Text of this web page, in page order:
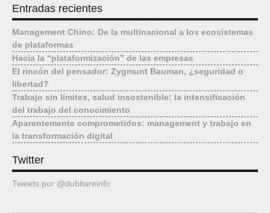
Publicaciones: Organización, Trabajo y Salud
Publicaciones: Sociedad, Innovación y Salud
Publicaciones: Internacional, Sectores y Salud
Mediateca
Entradas recientes
Management Chino: De la multinacional a los ecosistemas
de plataformas
Hacia la “plataformización” de las empresas
El rincón del pensador: Zygmunt Bauman, ¿seguridad o
libertad?
Trabajo sin límites, salud insostenible: la intensificación
del trabajo del conocimiento
Aparentemente comprometidos: management y trabajo en
la transformación digital
Twitter
Tweets por @dubitareinfo